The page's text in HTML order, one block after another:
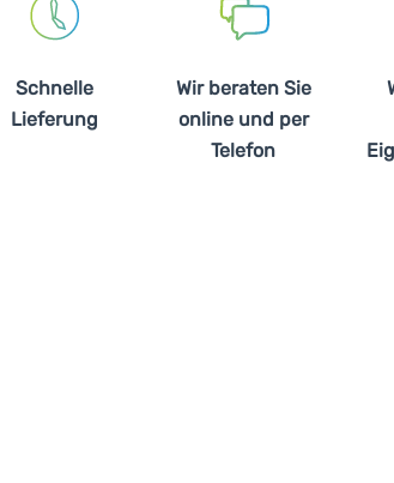
Schnelle
Lieferung
Wir beraten Sie
online und per
Telefon